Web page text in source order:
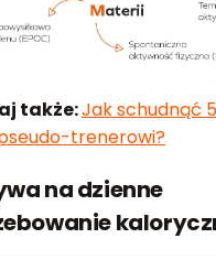
także:Jak schudnąć
trenerowi?
na dzienne